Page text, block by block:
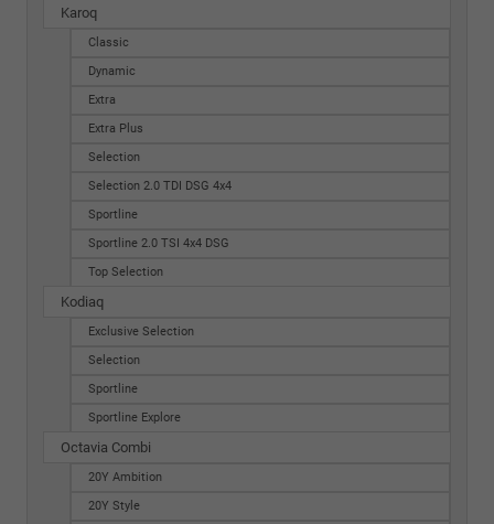
Karoq
Classic
Dynamic
Extra
Extra Plus
Selection
Selection 2.0 TDI DSG 4x4
Sportline
Sportline 2.0 TSI 4x4 DSG
Top Selection
Kodiaq
Exclusive Selection
Selection
Sportline
Sportline Explore
Octavia Combi
20Y Ambition
20Y Style